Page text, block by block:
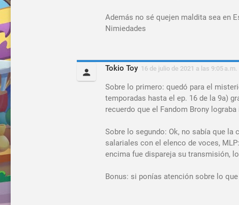
Además no sé quejen maldita sea en
Nimiedades
Tokio Toy 16 de julio de 2021 a las 9:05 a.m.
Sobre lo primero: quedó para el
temporadas hasta el ep. 16 de la 9a)
recuerdo que el Fandom Brony
Sobre lo segundo: Ok, no sabía que la
salariales con el elenco de voces,
encima fue dispareja su transmisión,
Bonus: si ponías atención sobre lo